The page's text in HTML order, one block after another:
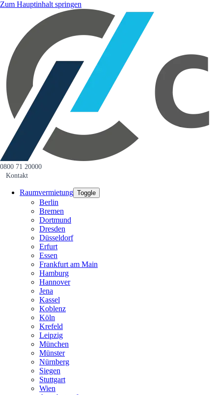
Zum Hauptinhalt springen
0800 71 20000
Kontakt
Raumvermietung Toggle
Berlin
Bremen
Dortmund
Dresden
Düsseldorf
Erfurt
Essen
Frankfurt am Main
Hamburg
Hannover
Jena
Kassel
Koblenz
Köln
Krefeld
Leipzig
München
Münster
Nürnberg
Siegen
Stuttgart
Wien